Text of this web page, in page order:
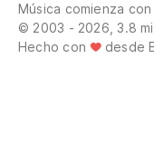
Música comienza
© 2003 - 2026, 3.8
Hecho con
desde